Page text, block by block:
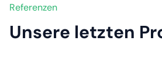
Referenzen
Unsere letzten